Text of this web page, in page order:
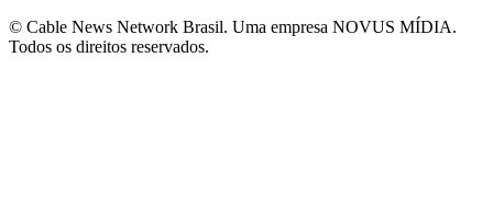
© Cable News Network Brasil. Uma empresa NOVUS MÍDIA.
Todos os direitos reservados.